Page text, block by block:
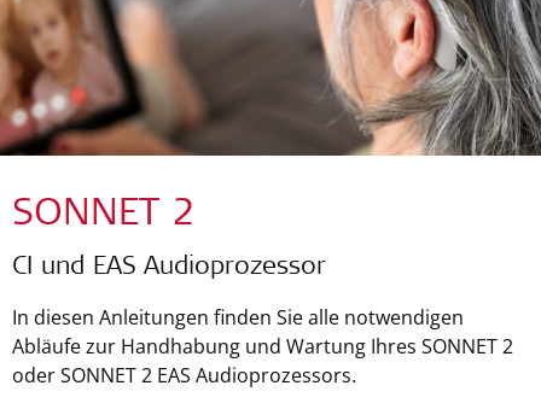
SONNET 2
CI und EAS Audioprozessor
In diesen Anleitungen finden Sie alle notwendigen
Abläufe zur Handhabung und Wartung Ihres SONNET 2
oder SONNET 2 EAS Audioprozessors.